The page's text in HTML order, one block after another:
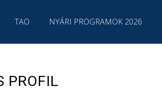
TAO NYÁRI PROGRAMOK 2026
PROFIL